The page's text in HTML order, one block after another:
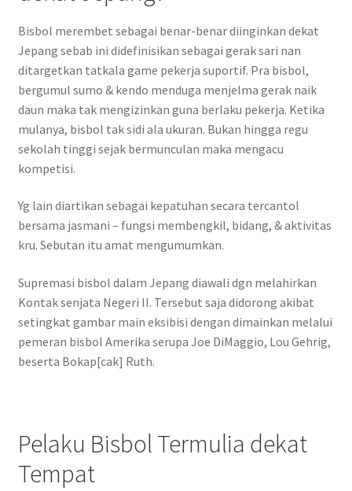
Bisbol merembet sebagai benar-benar diinginkan dekat
Jepang sebab ini didefinisikan sebagai gerak sari nan
ditargetkan tatkala game pekerja suportif. Pra bisbol,
bergumul sumo & kendo menduga menjelma gerak naik
daun maka tak mengizinkan guna berlaku pekerja. Ketika
mulanya, bisbol tak sidi ala ukuran. Bukan hingga regu
sekolah tinggi sejak bermunculan maka mengacu
kompetisi.
Yg lain diartikan sebagai kepatuhan secara tercantol
bersama jasmani – fungsi membengkil, bidang, & aktivitas
kru. Sebutan itu amat mengumumkan.
Supremasi bisbol dalam Jepang diawali dgn melahirkan
Kontak senjata Negeri II. Tersebut saja didorong akibat
setingkat gambar main eksibisi dengan dimainkan melalui
pemeran bisbol Amerika serupa Joe DiMaggio, Lou Gehrig,
beserta Bokap[cak] Ruth.
Pelaku Bisbol Termulia dekat
Tempat